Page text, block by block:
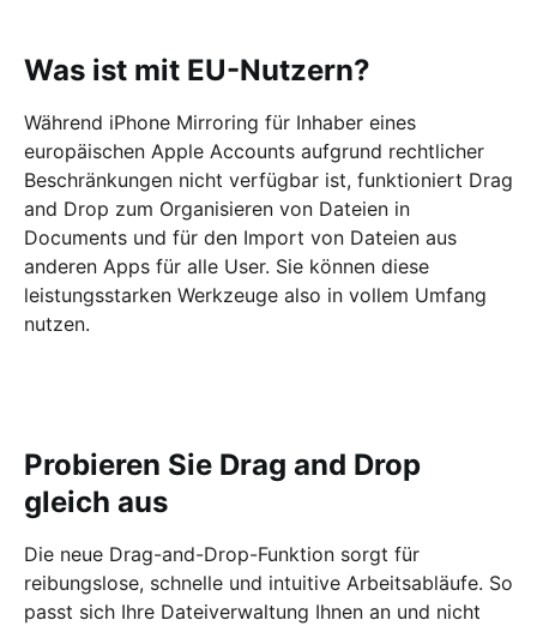
Was ist mit EU-Nutzern?
Während iPhone Mirroring für Inhaber eines
europäischen Apple Accounts aufgrund rechtlicher
Beschränkungen nicht verfügbar ist, funktioniert Drag
and Drop zum Organisieren von Dateien in
Documents und für den Import von Dateien aus
anderen Apps für alle User. Sie können diese
leistungsstarken Werkzeuge also in vollem Umfang
nutzen.
Probieren Sie Drag and Drop
gleich aus
Die neue Drag-and-Drop-Funktion sorgt für
reibungslose, schnelle und intuitive Arbeitsabläufe. So
passt sich Ihre Dateiverwaltung Ihnen an und nicht